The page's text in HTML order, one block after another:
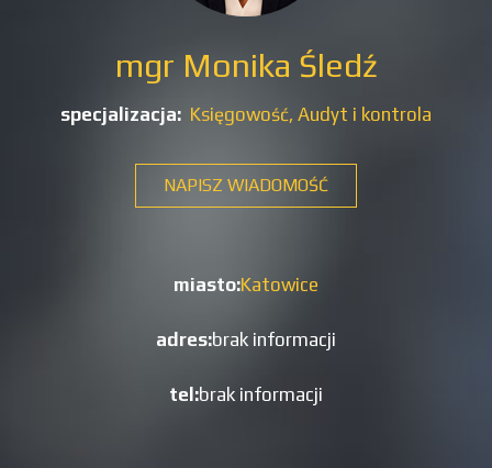
mgr Monika Śledź
specjalizacja: Księgowość, Audyt i kontrola
NAPISZ WIADOMOŚĆ
miasto:Katowice
adres:brak informacji
tel:brak informacji